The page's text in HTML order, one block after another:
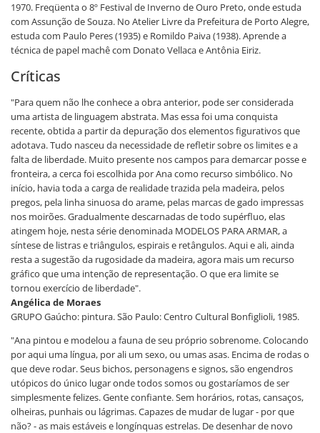
1970. Freqüenta o 8º Festival de Inverno de Ouro Preto, onde estuda
com Assunção de Souza. No Atelier Livre da Prefeitura de Porto Alegre,
estuda com Paulo Peres (1935) e Romildo Paiva (1938). Aprende a
técnica de papel machê com Donato Vellaca e Antônia Eiriz.
Críticas
"Para quem não lhe conhece a obra anterior, pode ser considerada
uma artista de linguagem abstrata. Mas essa foi uma conquista
recente, obtida a partir da depuração dos elementos figurativos que
adotava. Tudo nasceu da necessidade de refletir sobre os limites e a
falta de liberdade. Muito presente nos campos para demarcar posse e
fronteira, a cerca foi escolhida por Ana como recurso simbólico. No
início, havia toda a carga de realidade trazida pela madeira, pelos
pregos, pela linha sinuosa do arame, pelas marcas de gado impressas
nos moirões. Gradualmente descarnadas de todo supérfluo, elas
atingem hoje, nesta série denominada MODELOS PARA ARMAR, a
síntese de listras e triângulos, espirais e retângulos. Aqui e ali, ainda
resta a sugestão da rugosidade da madeira, agora mais um recurso
gráfico que uma intenção de representação. O que era limite se
tornou exercício de liberdade".
Angélica de Moraes
GRUPO Gaúcho: pintura. São Paulo: Centro Cultural Bonfiglioli, 1985.
"Ana pintou e modelou a fauna de seu próprio sobrenome. Colocando
por aqui uma língua, por ali um sexo, ou umas asas. Encima de rodas o
que deve rodar. Seus bichos, personagens e signos, são engendros
utópicos do único lugar onde todos somos ou gostaríamos de ser
simplesmente felizes. Gente confiante. Sem horários, rotas, cansaços,
olheiras, punhais ou lágrimas. Capazes de mudar de lugar - por que
não? - as mais estáveis e longínquas estrelas. De desenhar de novo